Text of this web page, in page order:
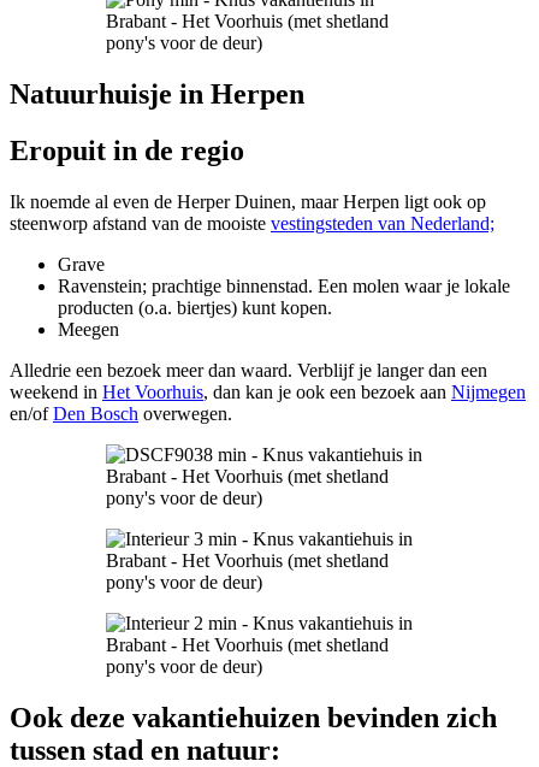
Natuurhuisje in Herpen
Eropuit in de regio
Ik noemde al even de Herper Duinen, maar Herpen ligt ook op
steenworp afstand van de mooiste vestingsteden van Nederland;
Grave
Ravenstein; prachtige binnenstad. Een molen waar je lokale
producten (o.a. biertjes) kunt kopen.
Meegen
Alledrie een bezoek meer dan waard. Verblijf je langer dan een
weekend in Het Voorhuis, dan kan je ook een bezoek aan Nijmegen
en/ofDen Bosch overwegen.
Ook deze vakantiehuizen bevinden zich
tussen stad en natuur: